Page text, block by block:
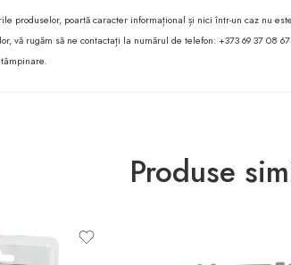
produselor, poartă caracter informațional și nici într-un caz nu
vă rugăm să ne contactați la numărul de telefon: +373 69 37 08 67
Produse